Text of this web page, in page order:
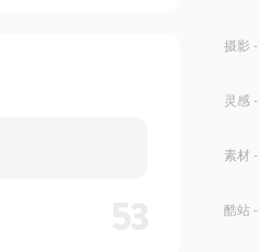
摄影 -
灵感 -
素材 -
酷站 -